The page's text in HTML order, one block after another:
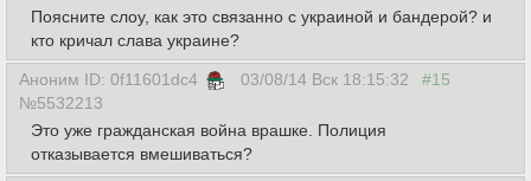
Поясните слоу, как это связанно с украиной и бандерой? и
кто кричал слава украине?
Аноним ID: 0f11601dc4 03/08/14 Вск 18:15:32
#15
№5532213
Это уже гражданская война врашке. Полиция
отказывается вмешиваться?